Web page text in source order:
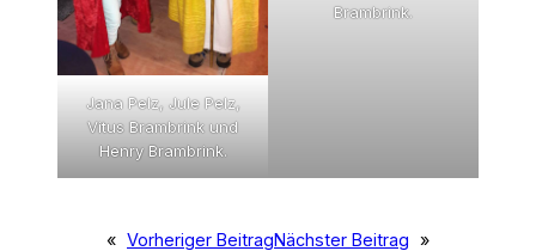
Jana Pelz, Jule Pelz,
Vitus Brambrink und
Henry Brambrink.
Brambrink.
« Vorheriger BeitragNächster Beitrag »